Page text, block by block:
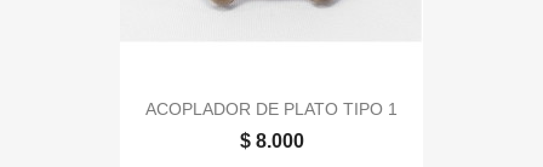
ACOPLADOR DE PLATO TIPO 1
$ 8.000